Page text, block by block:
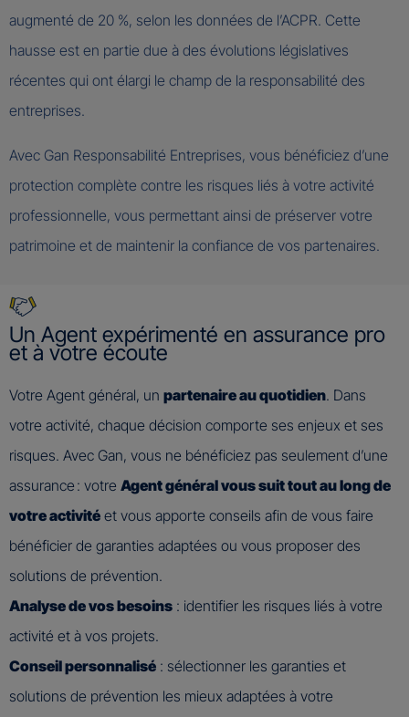
augmenté de 20 %, selon les données de l’ACPR. Cette
hausse est en partie due à des évolutions législatives
récentes qui ont élargi le champ de la responsabilité des
entreprises.
Avec Gan Responsabilité Entreprises, vous bénéficiez d’une
protection complète contre les risques liés à votre activité
professionnelle, vous permettant ainsi de préserver votre
patrimoine et de maintenir la confiance de vos partenaires.
Un Agent expérimenté en assurance pro
et à votre écoute
Votre Agent général, un partenaire au quotidien. Dans
votre activité, chaque décision comporte ses enjeux et ses
risques. Avec Gan, vous ne bénéficiez pas seulement d’une
assurance : votre Agent général vous suit tout au long de
votre activité et vous apporte conseils afin de vous faire
bénéficier de garanties adaptées ou vous proposer des
solutions de prévention.
Analyse de vos besoins : identifier les risques liés à votre
activité et à vos projets.
Conseil personnalisé : sélectionner les garanties et
solutions de prévention les mieux adaptées à votre